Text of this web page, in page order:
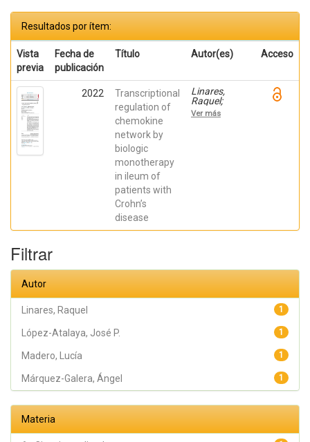
Resultados por ítem:
Vista
previa
Fecha de
publicación
Título Autor(es) Acceso
2022
Transcriptional
regulation of
chemokine
network by
biologic
monotherapy
in ileum of
patients with
Crohn’s
disease
Linares,
Raquel;
Gutiérrez,
Ana;
Ver más
Filtrar
Autor
1
Linares, Raquel
1
López-Atalaya, José P.
1
Madero, Lucía
1
Márquez-Galera, Ángel
Materia